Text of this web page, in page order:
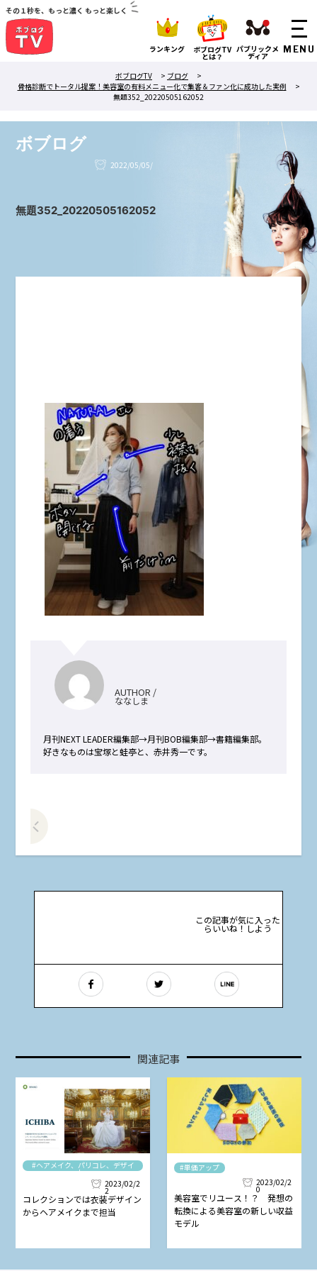
その１秒を、もっと濃く もっと楽しく
ランキング ボブログTV
とは？
パブリックメ
ディア
ボブログTV
> ブログ
>
骨格診断でトータル提案！美容室の有料メニュー化で集客＆ファン化に成功した実例
>
無題352_20220505162052
ボブログ
2022/05/05/
無題352_20220505162052
AUTHOR /
ななしま
月刊NEXT LEADER編集部→月刊BOB編集部→書籍編集部。
好きなものは宝塚と蛙亭と、赤井秀一です。
この記事が気に入った
らいいね！しよう
関連記事
#ヘアメイク、パリコレ、デザイ
ナー
2023/02/2
2
コレクションでは衣装デザイン
からヘアメイクまで担当
#単価アップ
2023/02/2
0
美容室でリユース！？ 発想の
転換による美容室の新しい収益
モデル